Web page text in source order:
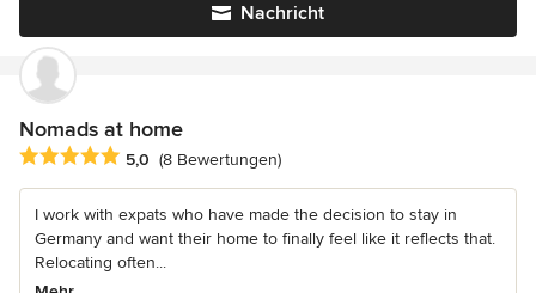
Nachricht
Nomads at home
Durchschnittliche Bewertung: 5 von 5 Sternen
5,0 (8 Bewertungen)
I work with expats who have made the decision to stay in
Germany and want their home to finally feel like it reflects that.
Relocating often...